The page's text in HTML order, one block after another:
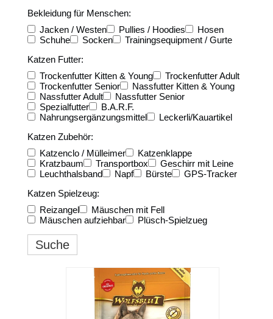
Bekleidung für Menschen:
Jacken / Westen
Pullies / Hoodies
Hosen
Schuhe
Socken
Trainingsequipment / Gurte
Katzen Futter:
Trockenfutter Kitten & Young
Trockenfutter Adult
Trockenfutter Senior
Nassfutter Kitten & Young
Nassfutter Adult
Nassfutter Senior
Spezialfutter
B.A.R.F.
Nahrungsergänzungsmittel
Leckerli/Kauartikel
Katzen Zubehör:
Katzenclo / Mülleimer
Katzenklappe
Kratzbaum
Transportbox
Geschirr mit Leine
Leuchthalsband
Napf Bürste
GPS-Tracker
Katzen Spielzeug:
Reizangel
Mäuschen mit Fell
Mäuschen aufziehbar
Plüsch-Spielzueg
Suche